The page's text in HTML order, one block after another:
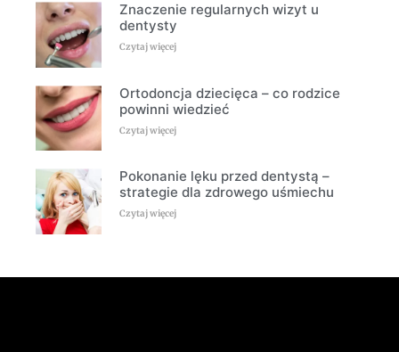
Znaczenie regularnych wizyt u
dentysty
Czytaj więcej
Ortodoncja dziecięca – co rodzice
powinni wiedzieć
Czytaj więcej
Pokonanie lęku przed dentystą –
strategie dla zdrowego uśmiechu
Czytaj więcej